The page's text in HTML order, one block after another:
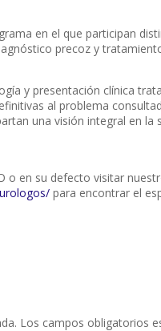
en el que participan
precoz y
y presentación clínica
al problema
una visión integral en la
o en su defecto visitar
para encontrar el
Los campos obligatorios